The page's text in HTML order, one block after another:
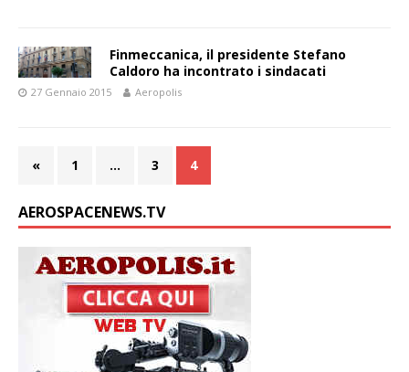
Finmeccanica, il presidente Stefano
Caldoro ha incontrato i sindacati
27 Gennaio 2015 Aeropolis
« 1 … 3 4
AEROSPACENEWS.TV